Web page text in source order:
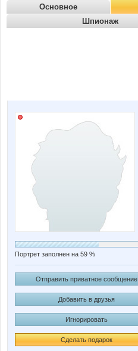
Основное
Шпионаж
Портрет заполнен на 59 %
Отправить приватное сообщение
Добавить в друзья
Игнорировать
Сделать подарок